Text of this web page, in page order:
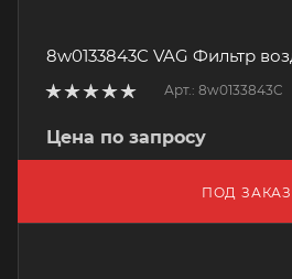
8w0133843C VAG Фильтр
Арт.: 8w0133843C
Цена по запросу
ПОД ЗАКАЗ